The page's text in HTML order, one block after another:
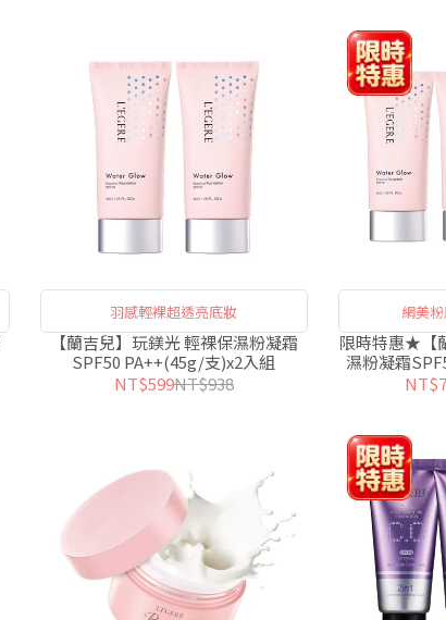
羽感輕裸超透亮底妝
【蘭吉兒】玩鎂光 輕裸保濕粉凝霜
SPF50 PA++(45g/支)x2入組
NT$599NT$938
網美
限時特惠★【
濕粉凝霜